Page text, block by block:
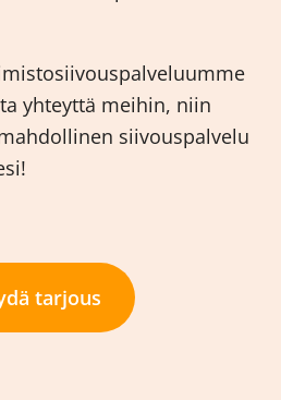
yhteyttä meihin, niin
siivouspalvelu
tarjous